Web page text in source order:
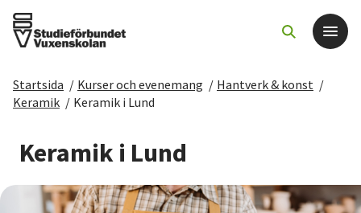
Det här gör vi
För dig som
Sök kurser och evenemang
Startsida / Kurser och evenemang / Hantverk & konst /
Keramik / Keramik i Lund
Keramik i Lund